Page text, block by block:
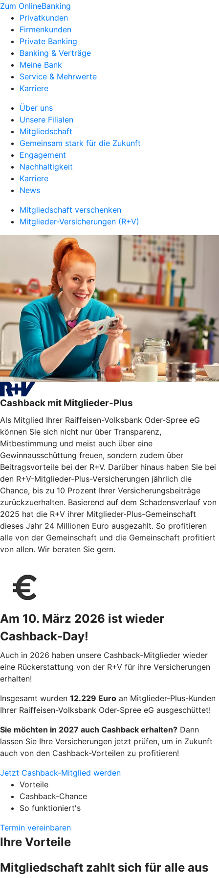
Zum OnlineBanking
Privatkunden
Firmenkunden
Private Banking
Banking & Verträge
Meine Bank
Service & Mehrwerte
Karriere
Über uns
Unsere Filialen
Mitgliedschaft
Gemeinsam stark für die Zukunft
Engagement
Nachhaltigkeit
Karriere
News
Mitgliedschaft verschenken
Mitglieder-Versicherungen (R+V)
Cashback mit Mitglieder-Plus
Als Mitglied Ihrer Raiffeisen-Volksbank Oder-Spree eG
können Sie sich nicht nur über Transparenz,
Mitbestimmung und meist auch über eine
Gewinnausschüttung freuen, sondern zudem über
Beitragsvorteile bei der R+V. Darüber hinaus haben Sie bei
den R+V-Mitglieder-Plus-Versicherungen jährlich die
Chance, bis zu 10 Prozent Ihrer Versicherungsbeiträge
zurückzuerhalten. Basierend auf dem Schadensverlauf von
2025 hat die R+V ihrer Mitglieder-Plus-Gemeinschaft
dieses Jahr 24 Millionen Euro ausgezahlt. So profitieren
alle von der Gemeinschaft und die Gemeinschaft profitiert
von allen. Wir beraten Sie gern.
Am 10. März 2026 ist wieder
Cashback-Day!
Auch in 2026 haben unsere Cashback-Mitglieder wieder
eine Rückerstattung von der R+V für ihre Versicherungen
erhalten!
Insgesamt wurden 12.229 Euro an Mitglieder-Plus-Kunden
Ihrer Raiffeisen-Volksbank Oder-Spree eG ausgeschüttet!
Sie möchten in 2027 auch Cashback erhalten? Dann
lassen Sie Ihre Versicherungen jetzt prüfen, um in Zukunft
auch von den Cashback-Vorteilen zu profitieren!
Jetzt Cashback-Mitglied werden
Vorteile
Cashback-Chance
So funktioniert's
Termin vereinbaren
Ihre Vorteile
Mitgliedschaft zahlt sich für alle aus